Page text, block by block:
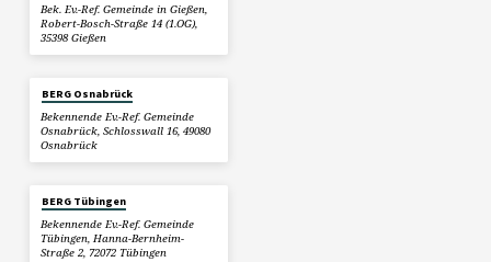
Bek. Ev.-Ref. Gemeinde in Gießen,
Robert-Bosch-Straße 14 (1.OG),
35398 Gießen
BERG Osnabrück
Bekennende Ev.-Ref. Gemeinde
Osnabrück, Schlosswall 16, 49080
Osnabrück
BERG Tübingen
Bekennende Ev.-Ref. Gemeinde
Tübingen, Hanna-Bernheim-
Straße 2, 72072 Tübingen